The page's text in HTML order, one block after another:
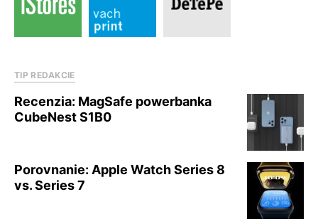
TIP REDAKCIE
Recenzia: MagSafe powerbanka
CubeNest S1B0
Porovnanie: Apple Watch Series 8
vs. Series 7